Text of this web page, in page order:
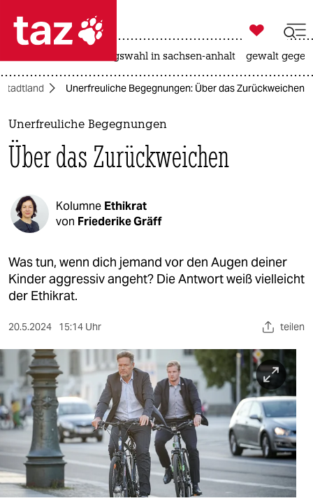
 taz zahl ich
taz zahl ich
themen
politik
gesellschaft
kultur
sport
nord
wahrheit
verlag
verlag
veranstaltungen
shop

taz zahl ich
landtagswahl in sachsen-anhalt gewalt
Stadtland Unerfreuliche Begegnungen: Über das Zurückweichen
Unerfreuliche Begegnungen
Über das Zurückweichen
Kolumne Ethikrat
von Friederike Gräff
Was tun, wenn dich jemand vor den Augen deiner
Kinder aggressiv angeht? Die Antwort weiß vielleicht
der Ethikrat.
20.5.2024 15:14 Uhr teilen